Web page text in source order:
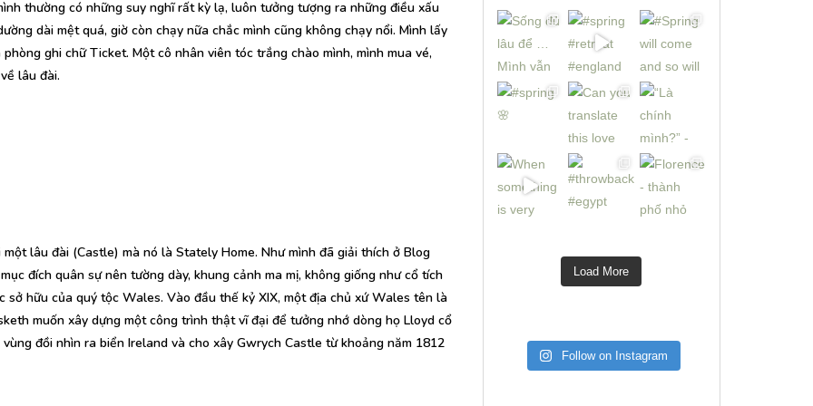
thường có những suy nghĩ rất kỳ lạ, luôn tưởng tượng ra những điều xấu
dài mệt quá, giờ còn chạy nữa chắc mình cũng không chạy nổi. Mình lấy
ghi chữ Ticket. Một cô nhân viên tóc trắng chào mình, mình mua vé,
lâu đài.
lâu đài (Castle) mà nó là Stately Home. Như mình đã giải thích ở Blog
đích quân sự nên tường dày, khung cảnh ma mị, không giống như cổ tích
sở hữu của quý tộc Wales. Vào đầu thế kỷ XIX, một địa chủ xứ Wales tên là
muốn xây dựng một công trình thật vĩ đại để tưởng nhớ dòng họ Lloyd cổ
đồi nhìn ra biển Ireland và cho xây Gwrych Castle từ khoảng năm 1812
Load More
Follow on Instagram